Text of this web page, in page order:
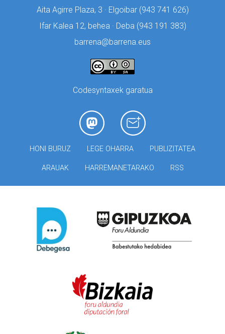
Aita Agirre Plaza, 3 · Elgoibar (943 741 626)
Ifar Kalea 12, behea · Deba (943 191 383)
barrena@barrena.eus
Codesyntaxek garatua
HONI BURUZ LEGE OHARRA PUBLIZITATEA
ARAUAK HARREMANETARAKO RSS